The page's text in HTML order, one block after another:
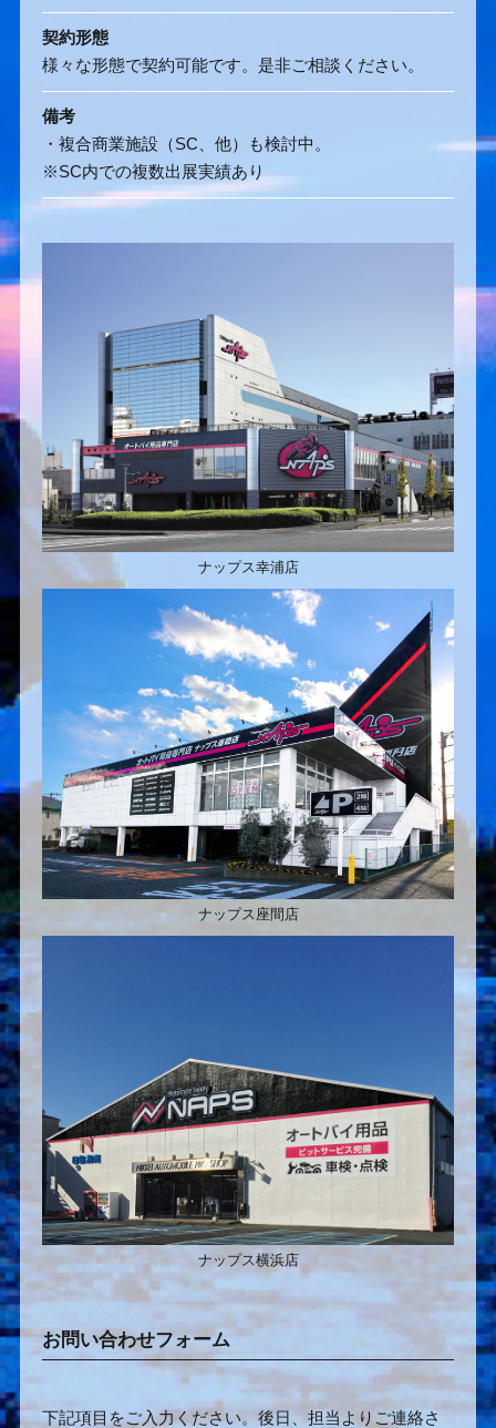
契約形態
様々な形態で契約可能です。是非ご相談ください。
備考
・複合商業施設（SC、他）も検討中。
※SC内での複数出展実績あり
ナップス幸浦店
ナップス座間店
ナップス横浜店
お問い合わせフォーム
下記項目をご入力ください。後日、担当よりご連絡さ